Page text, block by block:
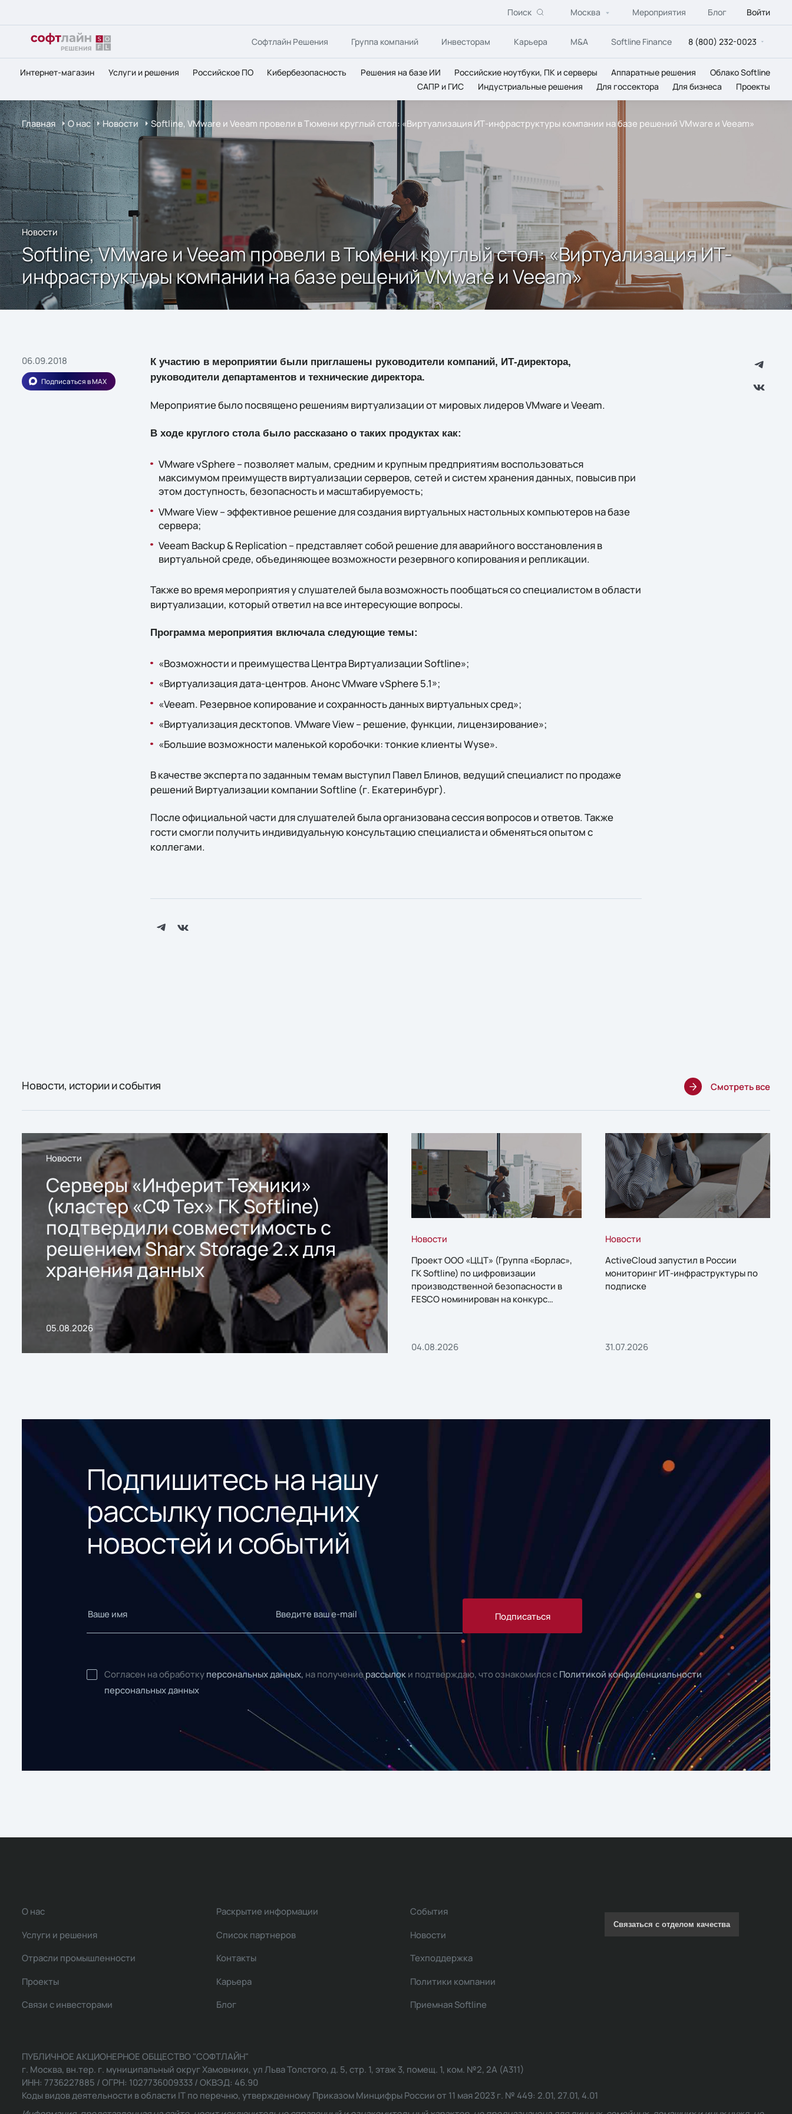
Поиск Москва Мероприятия Блог Войти
Софтлайн Решения Группа компаний Инвесторам Карьера M&A Softline Finance 8 (800) 232-0023
Интернет-магазин Услуги и решения Российское ПО Кибербезопасность Решения на базе ИИ Российские ноутбуки, ПК и серверы Аппаратные решения
Облако Softline
САПР и ГИС
Индустриальные решения Для госсектора Для бизнеса Проекты
Главная О нас Новости Softline, VMware и Veeam провели в Тюмени круглый стол: «Виртуализация ИТ-инфраструктуры компании на базе решений VMware и Veeam»
Новости
Softline, VMware и Veeam провели в Тюмени круглый стол: «Виртуализация ИТ-
инфраструктуры компании на базе решений VMware и Veeam»
06.09.2018
Подписаться в MAX
К участию в мероприятии были приглашены руководители компаний, ИТ-директора,
руководители департаментов и технические директора.
Мероприятие было посвящено решениям виртуализации от мировых лидеров VMware и Veeam.
В ходе круглого стола было рассказано о таких продуктах как:
VMware vSphere – позволяет малым, средним и крупным предприятиям воспользоваться
максимумом преимуществ виртуализации серверов, сетей и систем хранения данных, повысив при
этом доступность, безопасность и масштабируемость;
VMware View – эффективное решение для создания виртуальных настольных компьютеров на базе
сервера;
Veeam Backup & Replication – представляет собой решение для аварийного восстановления в
виртуальной среде, объединяющее возможности резервного копирования и репликации.
Также во время мероприятия у слушателей была возможность пообщаться со специалистом в области
виртуализации, который ответил на все интересующие вопросы.
Программа мероприятия включала следующие темы:
«Возможности и преимущества Центра Виртуализации Softline»;
«Виртуализация дата-центров. Анонс VMware vSphere 5.1»;
«Veeam. Резервное копирование и сохранность данных виртуальных сред»;
«Виртуализация десктопов. VMware View – решение, функции, лицензирование»;
«Большие возможности маленькой коробочки: тонкие клиенты Wyse».
В качестве эксперта по заданным темам выступил Павел Блинов, ведущий специалист по продаже
решений Виртуализации компании Softline (г. Екатеринбург).
После официальной части для слушателей была организована сессия вопросов и ответов. Также
гости смогли получить индивидуальную консультацию специалиста и обменяться опытом с
коллегами.
Новости, истории и события Смотреть все
Новости
Серверы «Инферит Техники»
(кластер «СФ Тех» ГК Softline)
подтвердили совместимость с
решением Sharx Storage 2.x для
хранения данных
05.08.2026
Новости
Проект ООО «ЦЦТ» (Группа «Борлас»,
ГК Softline) по цифровизации
производственной безопасности в
FESCO номинирован на конкурс
04.08.2026
Новости
ActiveCloud запустил в России
мониторинг ИТ-инфраструктуры по
подписке
31.07.2026
Подпишитесь на нашу
рассылку последних
новостей и событий
Подписаться
Согласен на обработку персональных данных, на получениерассылок и подтверждаю, что ознакомился с Политикой конфиденциальности
персональных данных
О нас
Услуги и решения
Отрасли промышленности
Проекты
Связи с инвесторами
Раскрытие информации
Список партнеров
Контакты
Карьера
Блог
События
Новости
Техподдержка
Политики компании
Приемная Softline
Связаться с отделом качества
ПУБЛИЧНОЕ АКЦИОНЕРНОЕ ОБЩЕСТВО "СОФТЛАЙН"
г. Москва, вн.тер. г. муниципальный округ Хамовники, ул Льва Толстого, д. 5, стр. 1, этаж 3, помещ. 1, ком. №2, 2А (А311)
ИНН: 7736227885 / ОГРН: 1027736009333 / ОКВЭД: 46.90
Коды видов деятельности в области IT по перечню, утвержденному Приказом Минцифры России от 11 мая 2023 г. № 449: 2.01, 27.01, 4.01